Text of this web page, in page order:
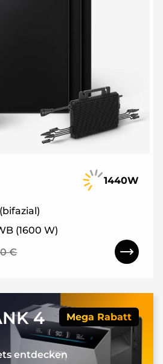
1440W
(1600 W)
€
4
Mega Rabatt
entdecken